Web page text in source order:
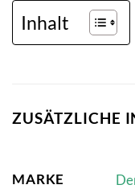
Inhalt
ZUSÄTZLICHE
MARKE